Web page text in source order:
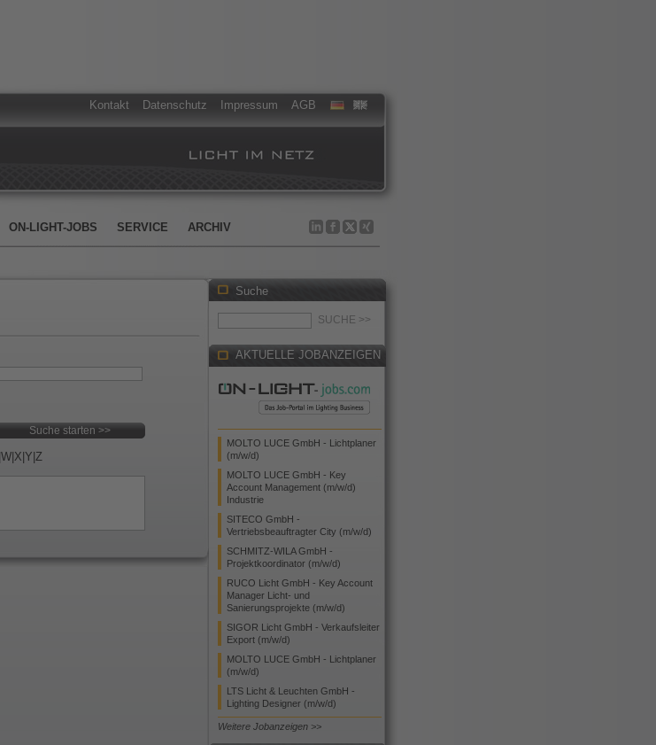
Kontakt Datenschutz Impressum AGB
ON-LIGHT-JOBS SERVICE ARCHIV
W X Y Z
Suche
AKTUELLE JOBANZEIGEN
MOLTO LUCE GmbH - Lichtplaner
(m/w/d)
MOLTO LUCE GmbH - Key
Account Management (m/w/d)
Industrie
SITECO GmbH -
Vertriebsbeauftragter City (m/w/d)
SCHMITZ-WILA GmbH -
Projektkoordinator (m/w/d)
RUCO Licht GmbH - Key Account
Manager Licht- und
Sanierungsprojekte (m/w/d)
SIGOR Licht GmbH - Verkaufsleiter
Export (m/w/d)
MOLTO LUCE GmbH - Lichtplaner
(m/w/d)
LTS Licht & Leuchten GmbH -
Lighting Designer (m/w/d)
Weitere Jobanzeigen >>